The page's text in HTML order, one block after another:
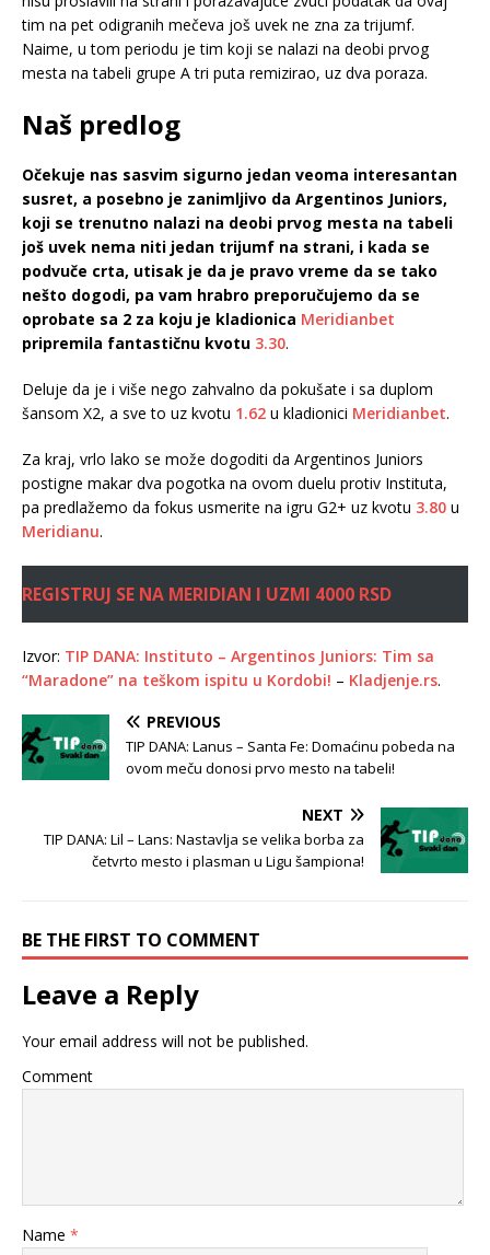
tim na pet odigranih mečeva još uvek ne zna za trijumf.
Naime, u tom periodu je tim koji se nalazi na deobi prvog
mesta na tabeli grupe A tri puta remizirao, uz dva poraza.
Naš predlog
Očekuje nas sasvim sigurno jedan veoma interesantan
susret, a posebno je zanimljivo da Argentinos Juniors,
koji se trenutno nalazi na deobi prvog mesta na tabeli
još uvek nema niti jedan trijumf na strani, i kada se
podvuče crta, utisak je da je pravo vreme da se tako
nešto dogodi, pa vam hrabro preporučujemo da se
oprobate sa 2 za koju je kladionica Meridianbet
pripremila fantastičnu kvotu 3.30.
Deluje da je i više nego zahvalno da pokušate i sa duplom
šansom X2, a sve to uz kvotu 1.62 u kladionici Meridianbet.
Za kraj, vrlo lako se može dogoditi da Argentinos Juniors
postigne makar dva pogotka na ovom duelu protiv Instituta,
pa predlažemo da fokus usmerite na igru G2+ uz kvotu 3.80 u
Meridianu.
REGISTRUJ SE NA MERIDIAN I UZMI 4000 RSD
Izvor: TIP DANA: Instituto – Argentinos Juniors: Tim sa
“Maradone” na teškom ispitu u Kordobi! – Kladjenje.rs.
PREVIOUS
TIP DANA: Lanus – Santa Fe: Domaćinu pobeda na
ovom meču donosi prvo mesto na tabeli!
NEXT
TIP DANA: Lil – Lans: Nastavlja se velika borba za
četvrto mesto i plasman u Ligu šampiona!
BE THE FIRST TO COMMENT
Leave a Reply
Your email address will not be published.
Comment
Name *